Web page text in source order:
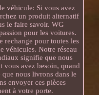
véhicule: Si vous avez
un produit alternatif
le faire savoir. WG
pour les voitures.
rechange pour toutes les
véhicules. Notre réseau
signifie que nous
vous avez besoin, quand
nous livrons dans le
envoyer ces pièces
à votre porte.